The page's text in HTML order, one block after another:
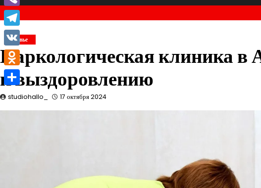
Здоровье
Наркологическая клиника в
к выздоровлению
studiohallo_ 17 октября 2024
Viber
Telegram
VK
Odnoklassniki
Отправить